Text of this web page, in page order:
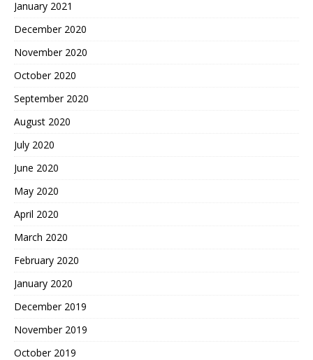
January 2021
December 2020
November 2020
October 2020
September 2020
August 2020
July 2020
June 2020
May 2020
April 2020
March 2020
February 2020
January 2020
December 2019
November 2019
October 2019